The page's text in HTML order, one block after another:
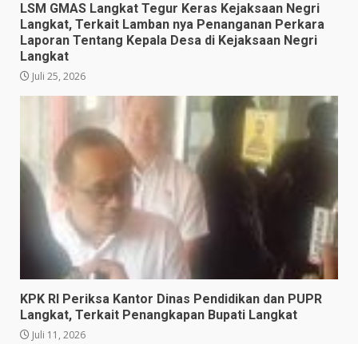
LSM GMAS Langkat Tegur Keras Kejaksaan Negri
Langkat, Terkait Lamban nya Penanganan Perkara
Laporan Tentang Kepala Desa di Kejaksaan Negri
Langkat
Juli 25, 2026
KPK RI Periksa Kantor Dinas Pendidikan dan PUPR
Langkat, Terkait Penangkapan Bupati Langkat
Juli 11, 2026